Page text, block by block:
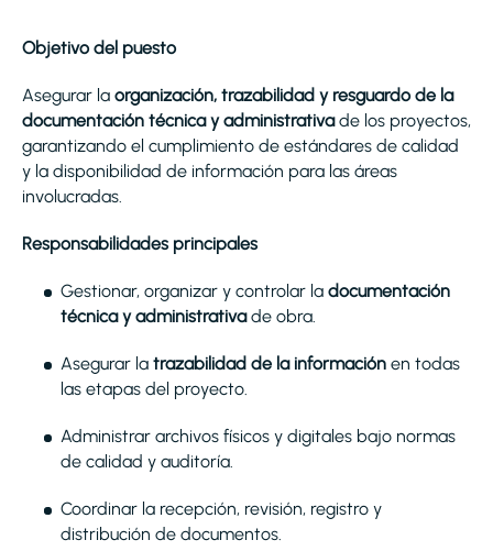
Objetivo del puesto
Asegurar la organización, trazabilidad y resguardo de la
documentación técnica y administrativade los proyectos,
garantizando el cumplimiento de estándares de calidad
y la disponibilidad de información para las áreas
involucradas.
Responsabilidades principales
Gestionar, organizar y controlar la documentación
técnica y administrativade obra.
Asegurar la trazabilidad de la información en todas
las etapas del proyecto.
Administrar archivos físicos y digitales bajo normas
de calidad y auditoría.
Coordinar la recepción, revisión, registro y
distribución de documentos.